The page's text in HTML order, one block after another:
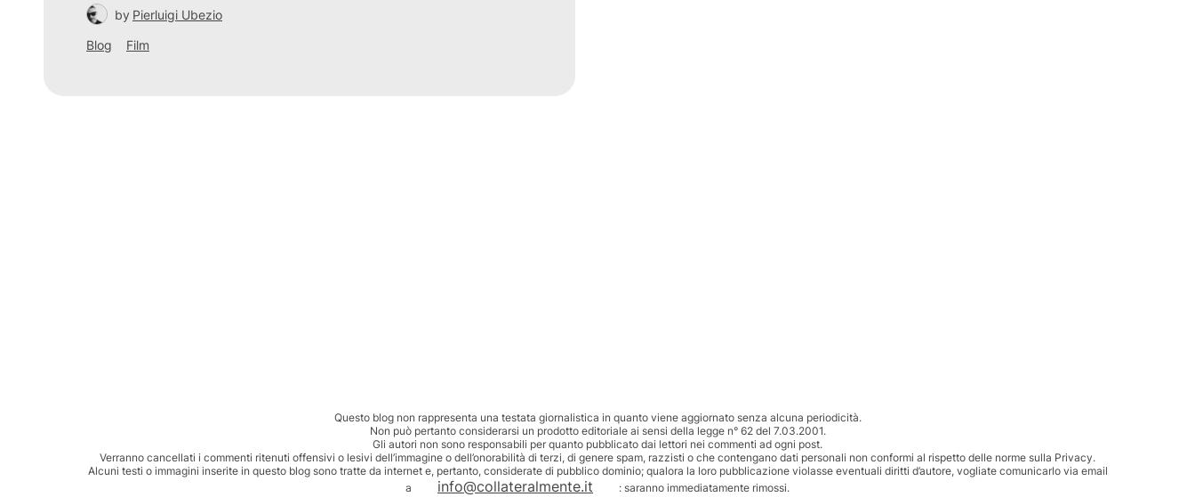
by Pierluigi Ubezio
Blog
Film
Questo blog non rappresenta una testata giornalistica in quanto viene aggiornato senza alcuna periodicità.
Non può pertanto considerarsi un prodotto editoriale ai sensi della legge n° 62 del 7.03.2001.
Gli autori non sono responsabili per quanto pubblicato dai lettori nei commenti ad ogni post.
Verranno cancellati i commenti ritenuti offensivi o lesivi dell’immagine o dell’onorabilità di terzi, di genere spam, razzisti o che contengano dati personali non conformi al rispetto delle norme sulla Privacy.
Alcuni testi o immagini inserite in questo blog sono tratte da internet e, pertanto, considerate di pubblico dominio; qualora la loro pubblicazione violasse eventuali diritti d’autore, vogliate comunicarlo via email
a
info@collateralmente.it
: saranno immediatamente rimossi.